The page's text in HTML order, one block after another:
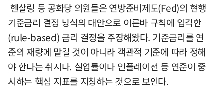
헨살링 등 공화당 의원들은 연방준비제도(Fed)의 현행
기준금리 결정 방식의 대안으로 이른바 규칙에 입각한
(rule-based) 금리 결정을 주장해왔다. 기준금리를 연
준의 재량에 맡길 것이 아니라 객관적 기준에 따라 정해
야 한다는 취지다. 실업률이나 인플레이션 등 연준이 중
시하는 핵심 지표를 지칭하는 것으로 보인다.